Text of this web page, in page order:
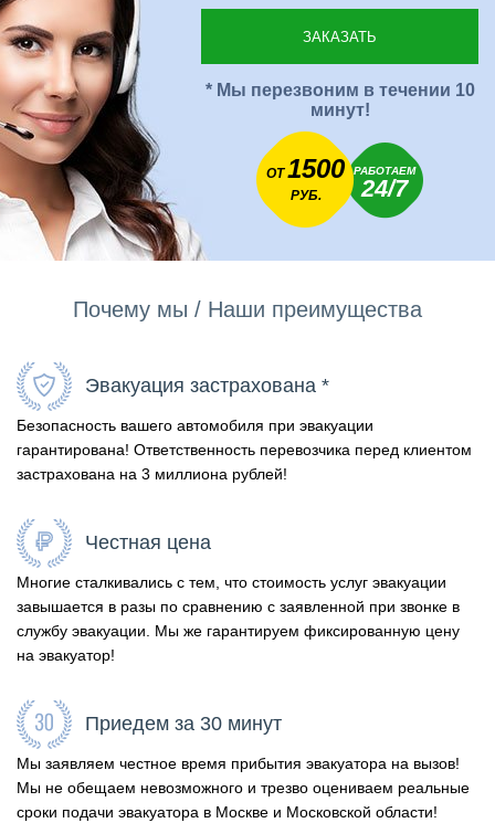
* Мы перезвоним в течении 10
минут!
ОТ1500
РУБ.
РАБОТАЕМ
24/7
Почему мы / Наши преимущества
Эвакуация застрахована *
Безопасность вашего автомобиля при эвакуации
гарантирована! Ответственность перевозчика перед клиентом
застрахована на 3 миллиона рублей!
Честная цена
Многие сталкивались с тем, что стоимость услуг эвакуации
завышается в разы по сравнению с заявленной при звонке в
службу эвакуации. Мы же гарантируем фиксированную цену
на эвакуатор!
Приедем за 30 минут
Мы заявляем честное время прибытия эвакуатора на вызов!
Мы не обещаем невозможного и трезво оцениваем реальные
сроки подачи эвакуатора в Москве и Московской области!